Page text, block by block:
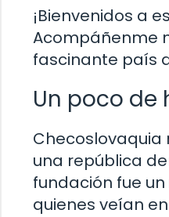
¡Bienvenidos a
Acompáñenme
fascinante país
Un poco de
Checoslovaquia
una república
fundación fue
quienes veían